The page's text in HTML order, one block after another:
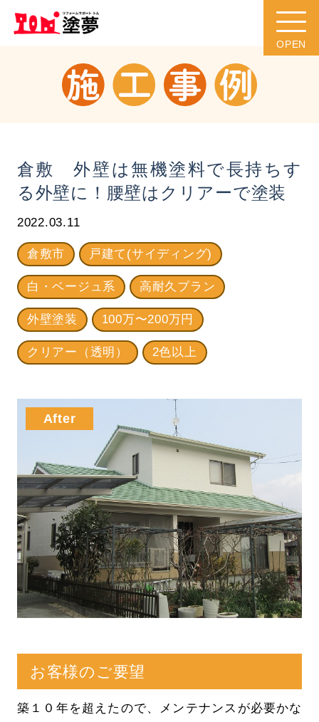
倉敷 外壁は無機塗料で長持ちす
る外壁に！腰壁はクリアーで塗装
2022.03.11
倉敷市 戸建て(サイディング)
白・ベージュ系 高耐久プラン
外壁塗装 100万〜200万円
クリアー（透明） 2色以上
お客様のご要望
築１０年を超えたので、メンテナンスが必要かな